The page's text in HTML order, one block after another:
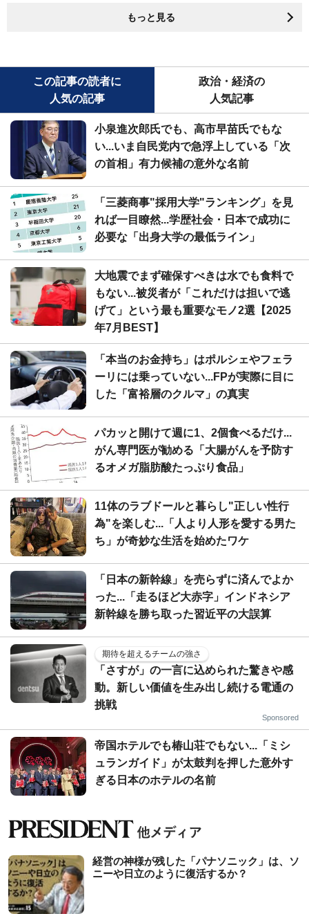
もっと見る
この記事の読者に
人気の記事
政治・経済の
人気記事
小泉進次郎氏でも、高市早苗氏でもな
い...いま自民党内で急浮上している「次
の首相」有力候補の意外な名前
「三菱商事"採用大学"ランキング」を見
れば一目瞭然...学歴社会・日本で成功に
必要な「出身大学の最低ライン」
大地震でまず確保すべきは水でも食料で
もない...被災者が「これだけは担いで逃
げて」という最も重要なモノ2選【2025
年7月BEST】
「本当のお金持ち」はポルシェやフェラ
ーリには乗っていない...FPが実際に目に
した「富裕層のクルマ」の真実
パカッと開けて週に1、2個食べるだけ...
がん専門医が勧める「大腸がんを予防す
るオメガ脂肪酸たっぷり食品」
11体のラブドールと暮らし"正しい性行
為"を楽しむ...「人より人形を愛する男た
ち」が奇妙な生活を始めたワケ
「日本の新幹線」を売らずに済んでよか
った...「走るほど大赤字」インドネシア
新幹線を勝ち取った習近平の大誤算
期待を超えるチームの強さ
「さすが」の一言に込められた驚きや感
動。新しい価値を生み出し続ける電通の
挑戦
Sponsored
帝国ホテルでも椿山荘でもない...「ミシ
ュランガイド」が太鼓判を押した意外す
ぎる日本のホテルの名前
経営の神様が残した「パナソニック」は、ソ
ニーや日立のように復活するか？